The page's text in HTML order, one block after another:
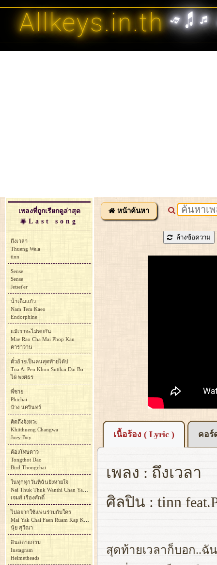
Allkeys.in.th
หน้าค้นหา
ล้างข้อความ
เนื้อร้อง ( Lyric ) คอร์
เพลง : ถึงเวลา
ศิลปิน : tinn
สุดท้ายเวลาก็บอก..ฉั
เพลงที่ถูกเรียกดูล่าสุด
Last song
ถึงเวลา
Thueng Wela
tinn
Sense
Sense
Jetset'er
น้ำเต็มแก้ว
Nam Tem Kaeo
Endorphine
แม้เราจะไม่พบกัน
Mae Rao Cha Mai Phop Kan
คาราวาน
ตั๋วอ้ายเป็นคนสุดท้ายได้บ่
Tua Ai Pen Khon Sutthai Dai Bo
ไผ่ พงศธร
พี่ชาย
Phichai
ป้าง นครินทร์
คิดถึงจังหวะ
Khitthueng Changwa
Joey Boy
ต้องโทษดาว
Tongthot Dao
Bird Thongchai
ในทุกทุกวันที่ฉันยังหายใจ
Nai Thuk Thuk Wanthi Chan Yang Haichai
เจมส์ เรืองศักดิ์
ไม่อยากใช้แฟนร่วมกับใคร
Mai Yak Chai Faen Ruam Kap Khrai
นุ้ย สุวีณา
อินสตาแกรม
Instagram
Helmetheads